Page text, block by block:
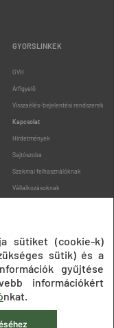
GYORSLINKEK
GVH
Árfigyelő
Visszaélés-bejelentési rendszerek
Kapcsolat
Hirdetmények
Sajtószoba
Szakmai felhasználóknak
Vállalkozásoknak
Oldaltérkép
sütiket (cookie-k)
sütik) és a
gyűjtése
információkért
nkat.